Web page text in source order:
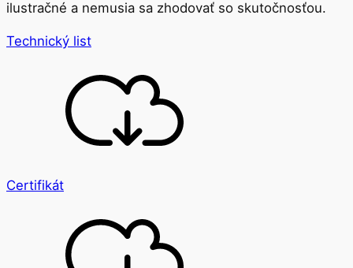
ilustračné a nemusia sa zhodovať so skutočnosťou.
Technický list
Certifikát